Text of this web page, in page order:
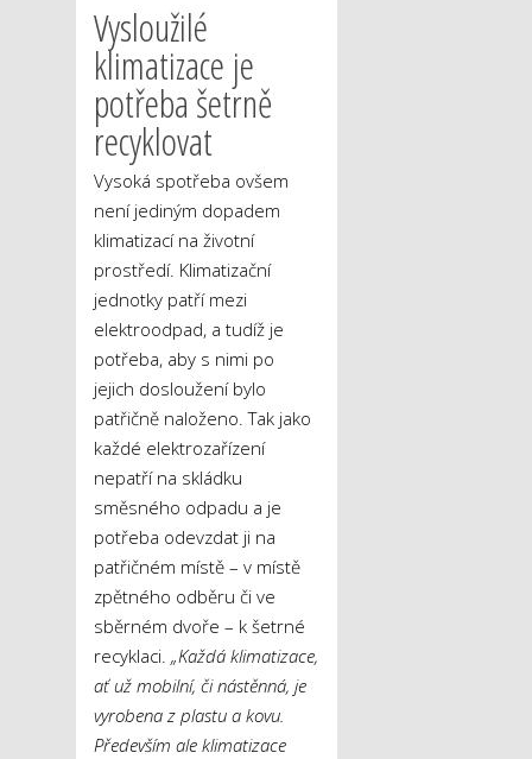
Vysloužilé
klimatizace je
potřeba šetrně
recyklovat
Vysoká spotřeba ovšem
není jediným dopadem
klimatizací na životní
prostředí. Klimatizační
jednotky patří mezi
elektroodpad, a tudíž je
potřeba, aby s nimi po
jejich dosloužení bylo
patřičně naloženo. Tak jako
každé elektrozařízení
nepatří na skládku
směsného odpadu a je
potřeba odevzdat ji na
patřičném místě – v místě
zpětného odběru či ve
sběrném dvoře – k šetrné
recyklaci. „Každá klimatizace,
ať už mobilní, či nástěnná, je
vyrobena z plastu a kovu.
Především ale klimatizace